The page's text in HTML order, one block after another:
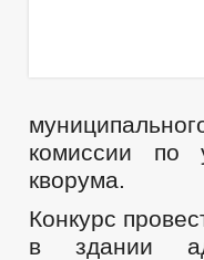
комиссии по
кворума.
Конкурс
в здании